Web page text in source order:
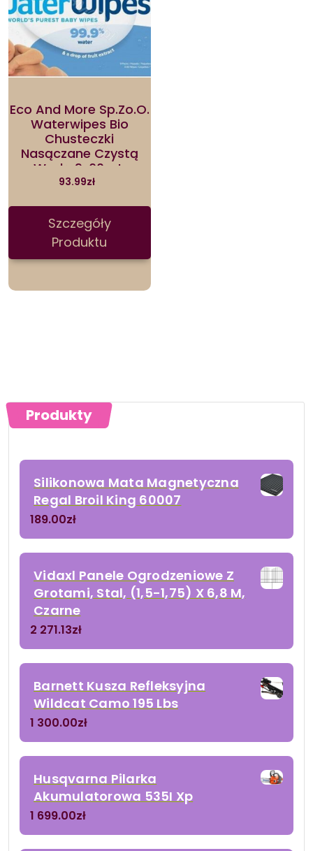
Eco And More Sp.Zo.O.
Waterwipes Bio
Chusteczki
Nasączane Czystą
Wodą 9x60szt.
93.99zł
Szczegóły
Produktu
Produkty
Silikonowa Mata Magnetyczna
Regal Broil King 60007
189.00zł
Vidaxl Panele Ogrodzeniowe Z
Grotami, Stal, (1,5-1,75) X 6,8 M,
Czarne
2 271.13zł
Barnett Kusza Refleksyjna
Wildcat Camo 195 Lbs
1 300.00zł
Husqvarna Pilarka
Akumulatorowa 535I Xp
1 699.00zł